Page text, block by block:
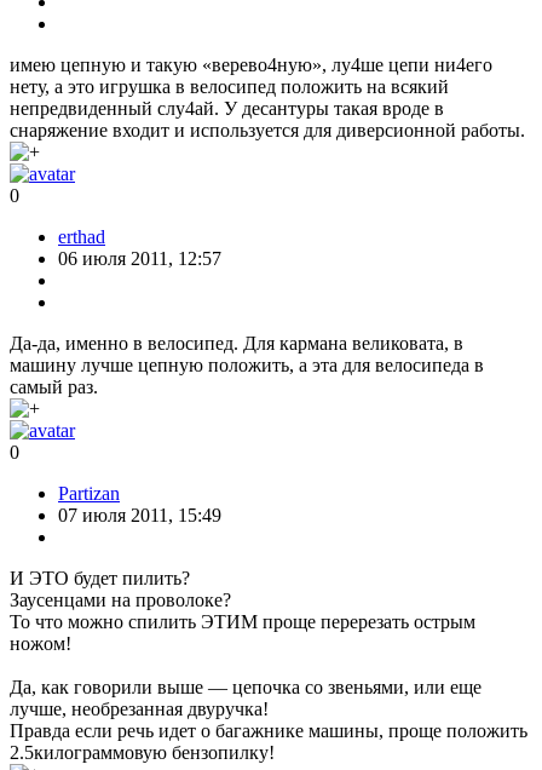
имею цепную и такую «верево4ную», лу4ше цепи ни4его
нету, а это игрушка в велосипед положить на всякий
непредвиденный слу4ай. У десантуры такая вроде в
снаряжение входит и используется для диверсионной работы.
0
erthad
06 июля 2011, 12:57
Да-да, именно в велосипед. Для кармана великовата, в
машину лучше цепную положить, а эта для велосипеда в
самый раз.
0
Partizan
07 июля 2011, 15:49
И ЭТО будет пилить?
Заусенцами на проволоке?
То что можно спилить ЭТИМ проще перерезать острым
ножом!
Да, как говорили выше — цепочка со звеньями, или еще
лучше, необрезанная двуручка!
Правда если речь идет о багажнике машины, проще положить
2.5килограммовую бензопилку!